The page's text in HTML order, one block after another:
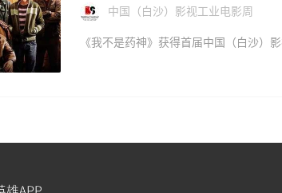
中国（白沙）影视工业电影周